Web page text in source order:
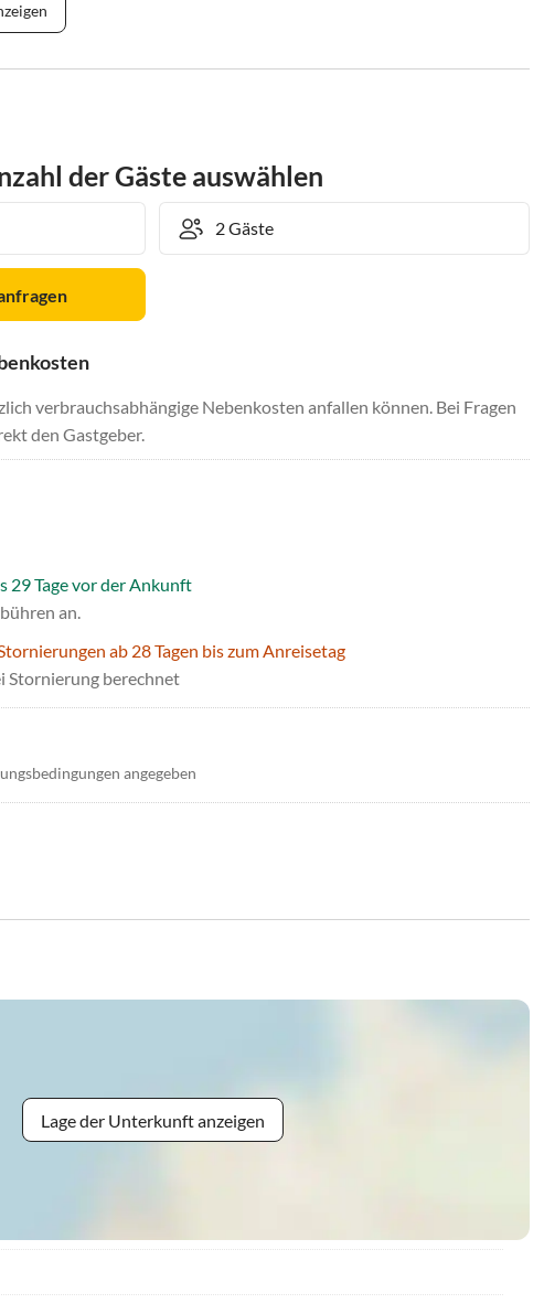
der Gäste auswählen
verbrauchsabhängige Nebenkosten anfallen können. Bei Fragen
den Gastgeber.
29 Tage vor der Ankunft
an.
ab 28 Tagen bis zum Anreisetag
Stornierung berechnet
angegeben
Lage der Unterkunft anzeigen